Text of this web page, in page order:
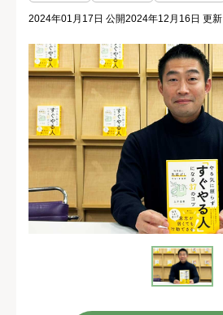
2024年01月17日 公開2024年12月16日 更新